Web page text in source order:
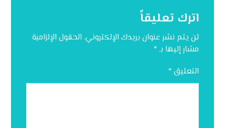
اترك تعليقاً
لن يتم نشر عنوان بريدك الإلكتروني. الحقول الإلزامية
مشار إليها بـ*
التعليق *